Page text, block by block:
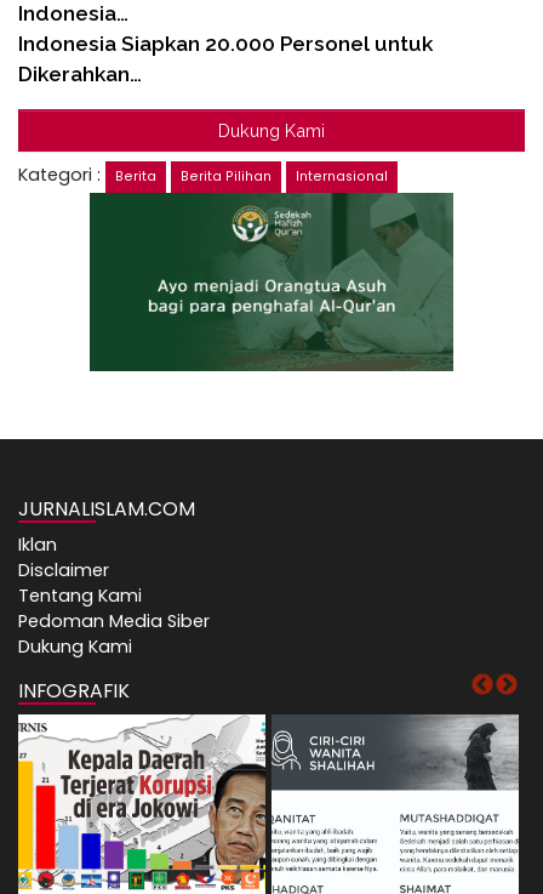
Indonesia…
Indonesia Siapkan 20.000 Personel untuk
Dikerahkan…
Dukung Kami
Kategori : Berita Berita Pilihan Internasional
JURNALISLAM.COM
Iklan
Disclaimer
Tentang Kami
Pedoman Media Siber
Dukung Kami
INFOGRAFIK